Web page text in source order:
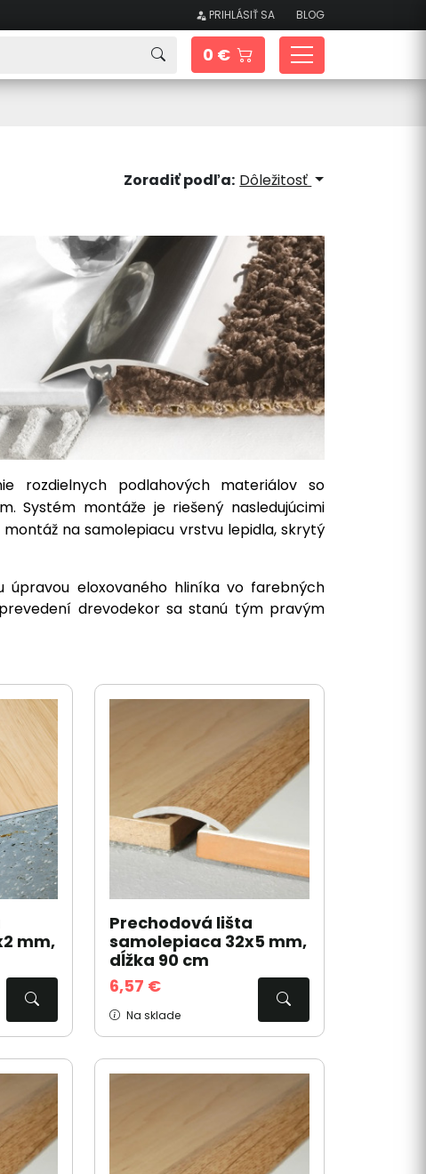
PRIHLÁSIŤ SA BLOG
0 €
Zoradiť podľa: Dôležitosť
rozdielnych podlahových materiálov so
Systém montáže je riešený nasledujúcimi
na samolepiacu vrstvu lepidla, skrytý
eloxovaného hliníka vo farebných
drevodekor sa stanú tým pravým
mm,
Prechodová lišta
samolepiaca 32x5 mm,
dĺžka 90 cm
6,57 €
Na sklade